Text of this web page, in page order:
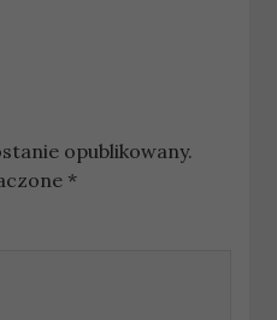
opublikowany.
*